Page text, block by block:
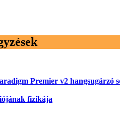
Premier v2 hangsugárzó
fizikája